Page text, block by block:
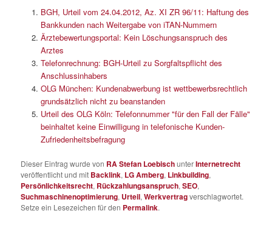
BGH, Urteil vom 24.04.2012, Az. XI ZR 96/11: Haftung des
Bankkunden nach Weitergabe von iTAN-Nummern
Ärztebewertungsportal: Kein Löschungsanspruch des
Arztes
Telefonrechnung: BGH-Urteil zu Sorgfaltspflicht des
Anschlussinhabers
OLG München: Kundenabwerbung ist wettbewerbsrechtlich
grundsätzlich nicht zu beanstanden
Urteil des OLG Köln: Telefonnummer "für den Fall der Fälle"
beinhaltet keine Einwilligung in telefonische Kunden-
Zufriedenheitsbefragung
Dieser Eintrag wurde von RA Stefan LoebischunterInternetrecht
veröffentlicht und mit Backlink, LG Amberg, Linkbuilding,
Persönlichkeitsrecht, Rückzahlungsanspruch,SEO,
Suchmaschinenoptimierung, Urteil,Werkvertragverschlagwortet.
Setze ein Lesezeichen für den Permalink.